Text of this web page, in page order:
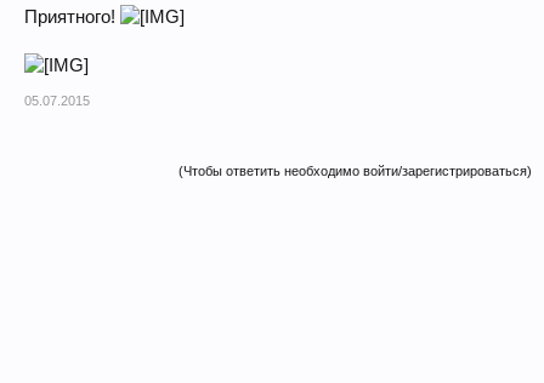
Приятного!
05.07.2015
(Чтобы ответить необходимо войти/зарегистрироваться)